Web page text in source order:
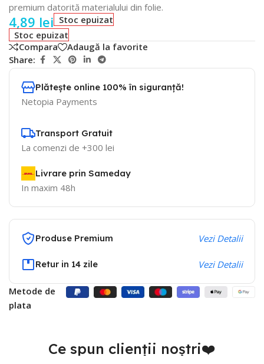
premium datorită materialului din folie.
4,89 lei Stoc epuizat
Stoc epuizat
Compara
Adaugă la favorite
Share:
Plătește online 100% în siguranță!
Netopia Payments
Transport Gratuit
La comenzi de +300 lei
Livrare prin Sameday
In maxim 48h
Produse Premium Vezi Detalii
Retur in 14 zile Vezi Detalii
Metode de
plata
Ce spun clienții noștri❤️